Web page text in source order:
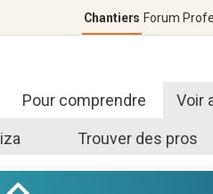
Chantiers Forum
Pour comprendre Voir
Trouver des pros